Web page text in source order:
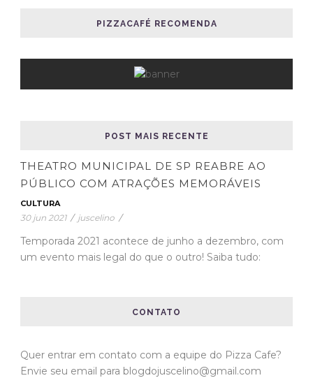
PIZZACAFÉ RECOMENDA
POST MAIS RECENTE
THEATRO MUNICIPAL DE SP REABRE AO
PÚBLICO COM ATRAÇÕES MEMORÁVEIS
CULTURA
30 jun 2021 / juscelino /
Temporada 2021 acontece de junho a dezembro, com
um evento mais legal do que o outro! Saiba tudo:
CONTATO
Quer entrar em contato com a equipe do Pizza Cafe?
Envie seu email para blogdojuscelino@gmail.com